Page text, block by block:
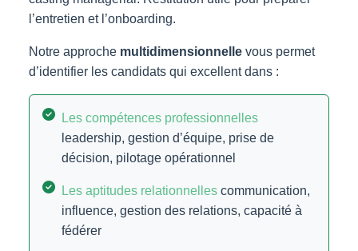
l’entretien et l’onboarding.
Notre approche multidimensionnelle vous permet
d’identifier les candidats qui excellent dans :
Les compétences professionnelles
leadership, gestion d’équipe, prise de
décision, pilotage opérationnel
Les aptitudes relationnelles communication,
influence, gestion des relations, capacité à
fédérer